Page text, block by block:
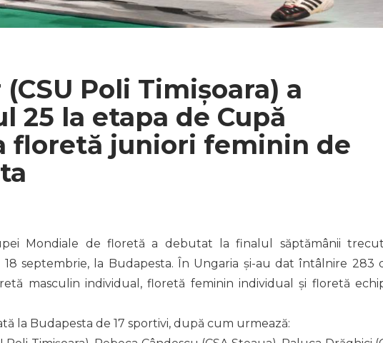
Poli Timișoara) a
25 la etapa de Cupă
floretă juniori feminin de
Mondiale de floretă a debutat la finalul săptămânii
18 septembrie, la Budapesta. În Ungaria și-au dat întâlnire 283
masculin individual, floretă feminin individual și floretă
la Budapesta de 17 sportivi, după cum urmează: